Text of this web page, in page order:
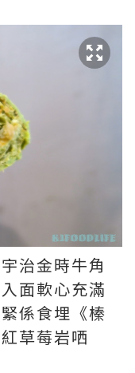
治金時牛角
面軟心充滿
係食埋《榛
草莓岩哂